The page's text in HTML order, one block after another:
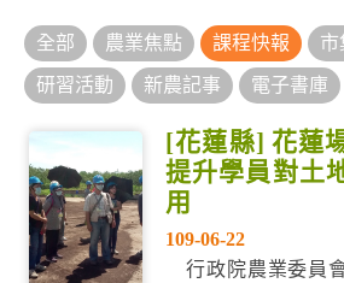
全部 農業焦點 課程快報 市
研習活動 新農記事 電子書庫
[花蓮縣] 花蓮
提升學員對土
用
109-06-22
行政院農業委員